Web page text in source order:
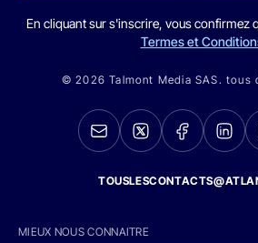
En cliquant sur s'inscrire, vous confirmez
Termes et
© 2026 Talmont Media SAS. tous
MIEUX NOUS CONNAITRE